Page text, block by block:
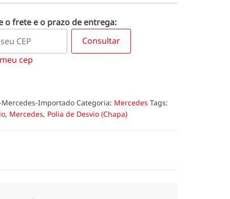
o frete e o prazo de entrega:
Consultar
cep
Mercedes-Importado Categoria: Mercedes Tags:
, Mercedes, Polia de Desvio (Chapa)